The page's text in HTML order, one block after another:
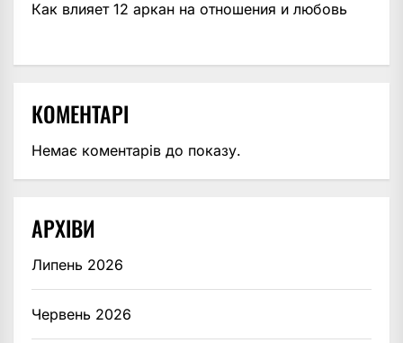
Как влияет 12 аркан на отношения и любовь
КОМЕНТАРІ
Немає коментарів до показу.
АРХІВИ
Липень 2026
Червень 2026